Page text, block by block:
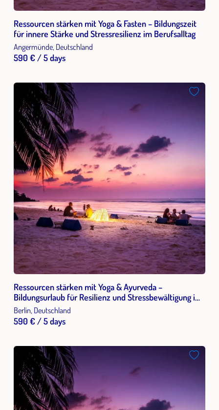
Ressourcen stärken mit Yoga & Fasten – Bildungszeit
für innere Stärke und Stressresilienz im Berufsalltag
Angermünde, Deutschland
590 € / 5 days
Ressourcen stärken mit Yoga & Ayurveda –
Bildungsurlaub für Resilienz und Stressbewältigung im
Berufsalltag
Berlin, Deutschland
590 € / 5 days